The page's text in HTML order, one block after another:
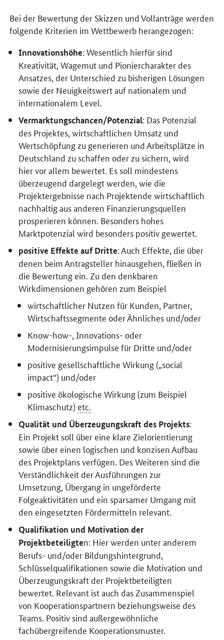
Bei der Bewertung der Skizzen und Vollanträge werden
folgende Kriterien im Wettbewerb herangezogen:
Innovationshöhe: Wesentlich hierfür sind
Kreativität, Wagemut und Pioniercharakter des
Ansatzes, der Unterschied zu bisherigen Lösungen
sowie der Neuigkeitswert auf nationalem und
internationalem Level.
Vermarktungschancen/Potenzial: Das Potenzial
des Projektes, wirtschaftlichen Umsatz und
Wertschöpfung zu generieren und Arbeitsplätze in
Deutschland zu schaffen oder zu sichern, wird
hier vor allem bewertet. Es soll mindestens
überzeugend dargelegt werden, wie die
Projektergebnisse nach Projektende wirtschaftlich
nachhaltig aus anderen Finanzierungsquellen
prosperieren können. Besonders hohes
Marktpotenzial wird besonders positiv gewertet.
positive Effekte auf Dritte: Auch Effekte, die über
denen beim Antragsteller hinausgehen, fließen in
die Bewertung ein. Zu den denkbaren
Wirkdimensionen gehören zum Beispiel
wirtschaftlicher Nutzen für Kunden, Partner,
Wirtschaftssegmente oder Ähnliches und/oder
Know-how-, Innovations- oder
Modernisierungsimpulse für Dritte und/oder
positive gesellschaftliche Wirkung („ social
impact“) und/oder
positive ökologische Wirkung (zum Beispiel
Klimaschutz) etc.
Qualität und Überzeugungskraft des Projekts:
Ein Projekt soll über eine klare Zielorientierung
sowie über einen logischen und konzisen Aufbau
des Projektplans verfügen. Des Weiteren sind die
Verständlichkeit der Ausführungen zur
Umsetzung, Übergang in ungeförderte
Folgeaktivitäten und ein sparsamer Umgang mit
den eingesetzten Fördermitteln relevant.
Qualifikation und Motivation der
Projektbeteiligten: Hier werden unter anderem
Berufs- und/oder Bildungshintergrund,
Schlüsselqualifikationen sowie die Motivation und
Überzeugungskraft der Projektbeteiligten
bewertet. Relevant ist auch das Zusammenspiel
von Kooperationspartnern beziehungsweise des
Teams. Positiv sind außergewöhnliche
fachübergreifende Kooperationsmuster.